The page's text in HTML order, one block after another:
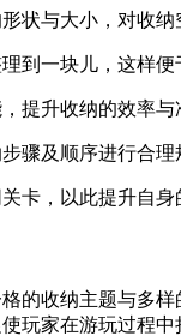
状与大小，对收纳
到一块儿，这样便
提升收纳的效率与
骤及顺序进行合理
卡，以此提升自身
格的收纳主题与多
玩家在游玩过程